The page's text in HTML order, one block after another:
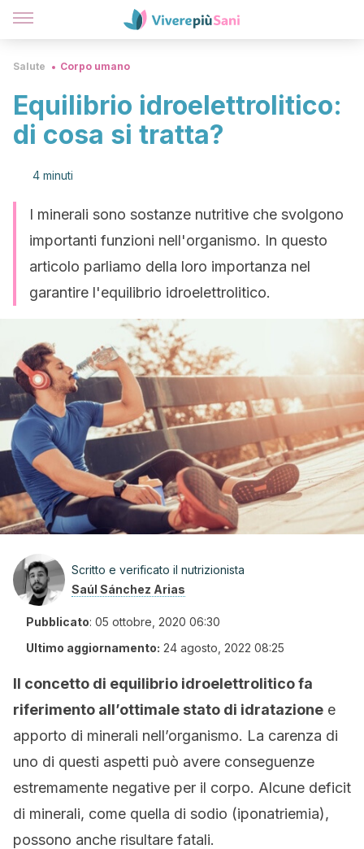
Salute Corpo umano
Equilibrio idroelettrolitico:
di cosa si tratta?
4 minuti
I minerali sono sostanze nutritive che svolgono
importanti funzioni nell'organismo. In questo
articolo parliamo della loro importanza nel
garantire l'equilibrio idroelettrolitico.
Scritto e verificato il nutrizionista
Saúl Sánchez Arias
Pubblicato: 05 ottobre, 2020 06:30
Ultimo aggiornamento: 24 agosto, 2022 08:25
Il concetto di equilibrio idroelettrolitico fa
riferimento all’ottimale stato di idratazione e
apporto di minerali nell’organismo. La carenza di
uno di questi aspetti può avere conseguenze
estremamente negative per il corpo. Alcune deficit
di minerali, come quella di sodio (iponatriemia),
possono anche risultare fatali.